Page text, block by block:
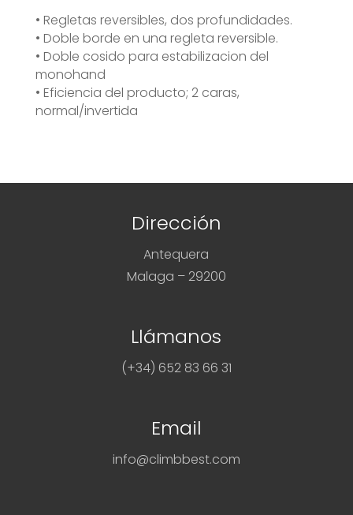
• Regletas reversibles, dos profundidades.
• Doble borde en una regleta reversible.
• Doble cosido para estabilizacion del
monohand
• Eficiencia del producto; 2 caras,
normal/invertida
Dirección
Antequera
Malaga – 29200
Llámanos
(+34) 652 83 66 31
Email
info@climbbest.com